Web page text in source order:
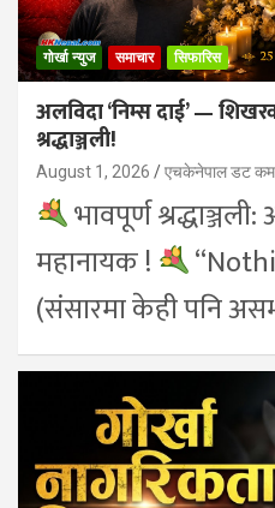
गोर्खा न्युज समाचार सिफारिस
अलविदा ‘निम्स दाई’ —
श्रद्धाञ्जली!
August 1, 2026 एचकेनेपाल डट कम
भावपूर्ण
महानायक !
(संसारमा केही पनि